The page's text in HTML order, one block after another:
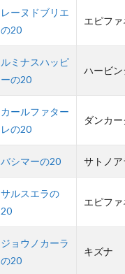
レーヌドブリエ
の20
エピフ
ルミナスハッピ
ーの20
ハービン
カールファター
レの20
ダンカー
バシマーの20 サトノア
サルスエラの
20
エピフ
ジョウノカーラ
の20
キズナ